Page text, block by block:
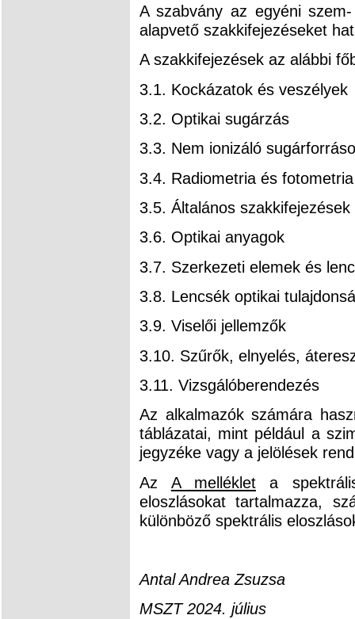
A szabvány az egyéni
alapvető szakkifejezéseket
A szakkifejezések az alábbi
3.1. Kockázatok és veszélyek
3.2. Optikai sugárzás
3.3. Nem ionizáló
3.4. Radiometria és fotometria
3.5. Általános szakkifejezések
3.6. Optikai anyagok
3.7. Szerkezeti elemek és
3.8. Lencsék optikai
3.9. Viselői jellemzők
3.10. Szűrők, elnyelés,
3.11. Vizsgálóberendezés
Az alkalmazók számára
táblázatai, mint például a
jegyzéke vagy a jelölések
Az A melléklet a
eloszlásokat tartalmazza,
különböző spektrális
Antal Andrea Zsuzsa
MSZT 2024. július